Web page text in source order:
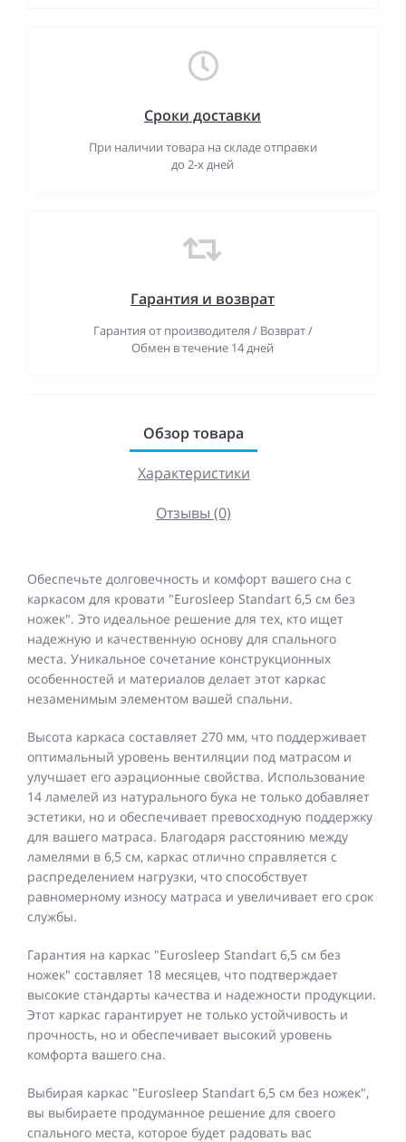
Сроки доставки
При наличии товара на складе отправки
до 2-х дней
Гарантия и возврат
Гарантия от производителя / Возврат /
Обмен в течение 14 дней
Обзор товара
Характеристики
Отзывы (0)
Обеспечьте долговечность и комфорт вашего сна с
каркасом для кровати "Eurosleep Standart 6,5 см без
ножек". Это идеальное решение для тех, кто ищет
надежную и качественную основу для спального
места. Уникальное сочетание конструкционных
особенностей и материалов делает этот каркас
незаменимым элементом вашей спальни.
Высота каркаса составляет 270 мм, что поддерживает
оптимальный уровень вентиляции под матрасом и
улучшает его аэрационные свойства. Использование
14 ламелей из натурального бука не только добавляет
эстетики, но и обеспечивает превосходную поддержку
для вашего матраса. Благодаря расстоянию между
ламелями в 6,5 см, каркас отлично справляется с
распределением нагрузки, что способствует
равномерному износу матраса и увеличивает его срок
службы.
Гарантия на каркас "Eurosleep Standart 6,5 см без
ножек" составляет 18 месяцев, что подтверждает
высокие стандарты качества и надежности продукции.
Этот каркас гарантирует не только устойчивость и
прочность, но и обеспечивает высокий уровень
комфорта вашего сна.
Выбирая каркас "Eurosleep Standart 6,5 см без ножек",
вы выбираете продуманное решение для своего
спального места, которое будет радовать вас